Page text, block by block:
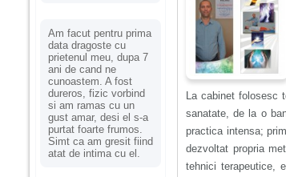
Am facut pentru prima
data dragoste cu
prietenul meu, dupa 7
ani de cand ne
cunoastem. A fost
dureros, fizic vorbind
si am ramas cu un
gust amar, desi el s-a
purtat foarte frumos.
Simt ca am gresit fiind
atat de intima cu el.
La cabinet folosesc
sanatate, de la o
practica intensa;
dezvoltat propria
tehnici terapeutice,